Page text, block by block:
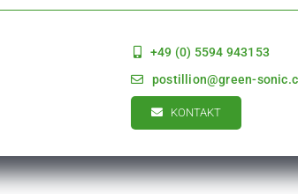
+49 (0) 5594 943153
postillion@green-
KONTAKT